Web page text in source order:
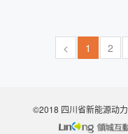
< 1 2
©2018 四川省新能源动